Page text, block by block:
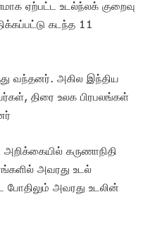
ஏற்பட்ட உடல்ந்லக் குறைவு
கடந்த 11
வந்தனர். அகில இந்திய
திரை உலக பிரபலங்கள்
கருணாநிதி
அவரது உடல்
போதிலும் அவரது உடலின்